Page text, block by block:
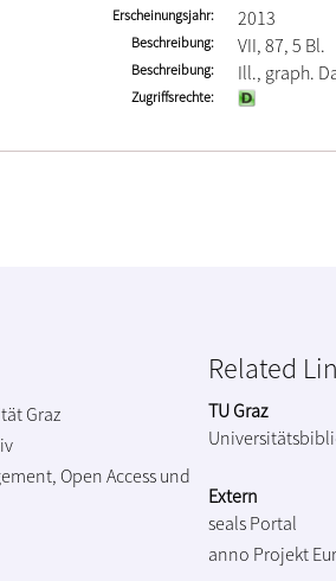
Erscheinungsjahr 2013
Beschreibung VII, 87, 5 Bl.
Beschreibung Ill., graph.
Zugriffsrechte
Graz
Open Access und
Related
TU Graz
Extern
seals Portal
anno Projekt